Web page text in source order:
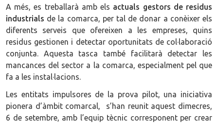
A més, es treballarà amb els actuals gestors de residus
industrials de la comarca, per tal de donar a conèixer els
diferents serveis que ofereixen a les empreses, quins
residus gestionen i detectar oportunitats de col·laboració
conjunta. Aquesta tasca també facilitarà detectar les
mancances del sector a la comarca, especialment pel que
fa a les instal·lacions.
Les entitats impulsores de la prova pilot, una iniciativa
pionera d’àmbit comarcal, s’han reunit aquest dimecres,
6 de setembre, amb l’equip tècnic corresponent per crear